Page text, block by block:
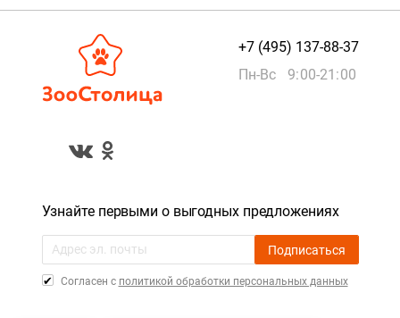
+7 (495) 137-88-37
Пн-Вс 9:00-21:00
Узнайте первыми о выгодных предложениях
Подписаться
Cогласен с политикой обработки персональных данных